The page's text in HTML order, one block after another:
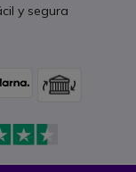
y segura